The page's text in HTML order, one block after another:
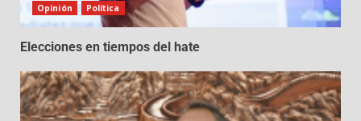
Opinión Política
Elecciones en tiempos del hate